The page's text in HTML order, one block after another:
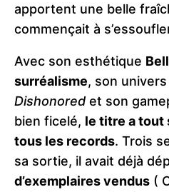
apportent une belle
commençait à
Avec son esthétique
surréalisme, son
Dishonored et son
bien ficelé, le titre a tout
tous les records. Trois
sa sortie, il avait déjà
d’exemplaires vendus (